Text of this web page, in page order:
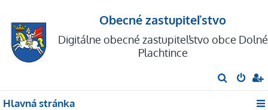
Obecné zastupiteľstvo
Digitálne obecné zastupiteľstvo obce Dolné
Plachtince
ľ
Hlavná stránka